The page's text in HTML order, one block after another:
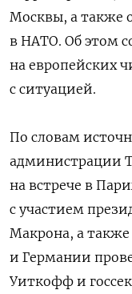
Москвы, а также
в НАТО. Об этом
на европейских
с ситуацией.
По словам
администрации
на встрече в
с участием
Макрона, а
и Германии
Уиткофф и